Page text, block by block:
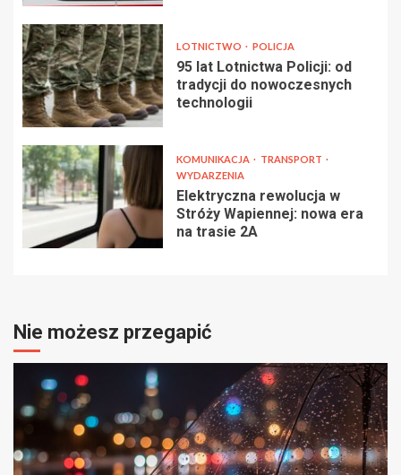
LOTNICTWO POLICJA
95 lat Lotnictwa Policji: od
tradycji do nowoczesnych
technologii
KOMUNIKACJA
TRANSPORT
WYDARZENIA
Elektryczna rewolucja w
Stróży Wapiennej: nowa era
na trasie 2A
Nie możesz przegapić